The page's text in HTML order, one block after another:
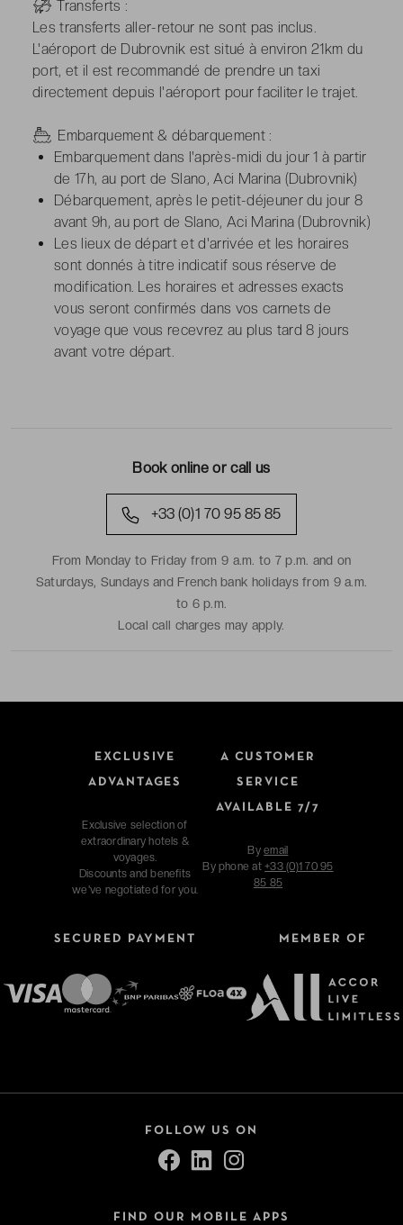
-Transferts :
Les transferts aller-retour ne sont pas inclus.
L'aéroport de Dubrovnik est situé à environ 21km du
port, et il est recommandé de prendre un taxi
directement depuis l'aéroport pour faciliter le trajet.
Embarquement & débarquement :
Embarquement dans l'après-midi du jour 1 à partir
de 17h, au port de Slano, Aci Marina (Dubrovnik)
Débarquement, après le petit-déjeuner du jour 8
avant 9h, au port de Slano, Aci Marina (Dubrovnik)
Les lieux de départ et d'arrivée et les horaires
sont donnés à titre indicatif sous réserve de
modification. Les horaires et adresses exacts
vous seront confirmés dans vos carnets de
voyage que vous recevrez au plus tard 8 jours
avant votre départ.
Book online or call us
+33 (0)1 70 95 85 85
From Monday to Friday from 9 a.m. to 7 p.m. and on
Saturdays, Sundays and French bank holidays from 9 a.m.
to 6 p.m.
Local call charges may apply.
EXCLUSIVE
ADVANTAGES
Exclusive selection of
extraordinary hotels &
voyages.
Discounts and benefits
we've negotiated for you.
A CUSTOMER
SERVICE
AVAILABLE 7/7
Byemail
By phone at+33 (0)1 70 95
85 85
SECURED PAYMENT MEMBER OF
FOLLOW US ON
FIND OUR MOBILE APPS